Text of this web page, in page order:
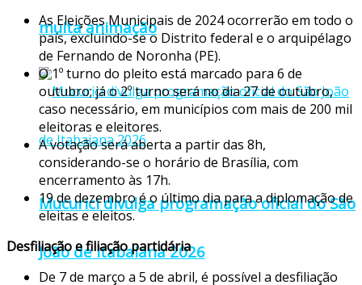
muita animação
Mucurici divulga programação oficial do São
João de Itabaiana 2026
As Eleições Municipais de 2024 ocorrerão em todo o
país, excluindo-se o Distrito federal e o arquipélago
de Fernando de Noronha (PE).
O 1º turno do pleito está marcado para 6 de
outubro; já o 2º turno será no dia 27 de outubro,
caso necessário, em municípios com mais de 200 mil
eleitoras e eleitores.
A votação será aberta a partir das 8h,
considerando-se o horário de Brasília, com
encerramento às 17h.
19 de dezembro é o último dia para a diplomação de
eleitas e eleitos.
Desfiliação e filiação partidária
De 7 de março a 5 de abril, é possível a desfiliação